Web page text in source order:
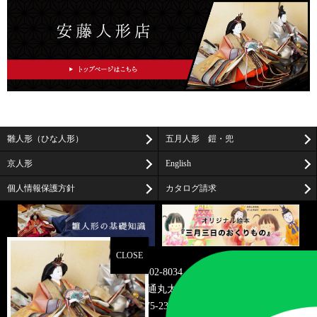
雛人形（ひな人形） 五月人形 鎧・兜
京人形 English
個人情報保護方針 カタログ請求
〒602-8034
京都市上京区油小路通丸太町上る米屋町273-2
TEL075-231-7466